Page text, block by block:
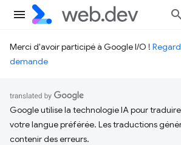
Merci d'avoir participé à Google I/O !
demande
Google utilise la technologie IA pour
votre langue préférée. Les traductions
contenir des erreurs.